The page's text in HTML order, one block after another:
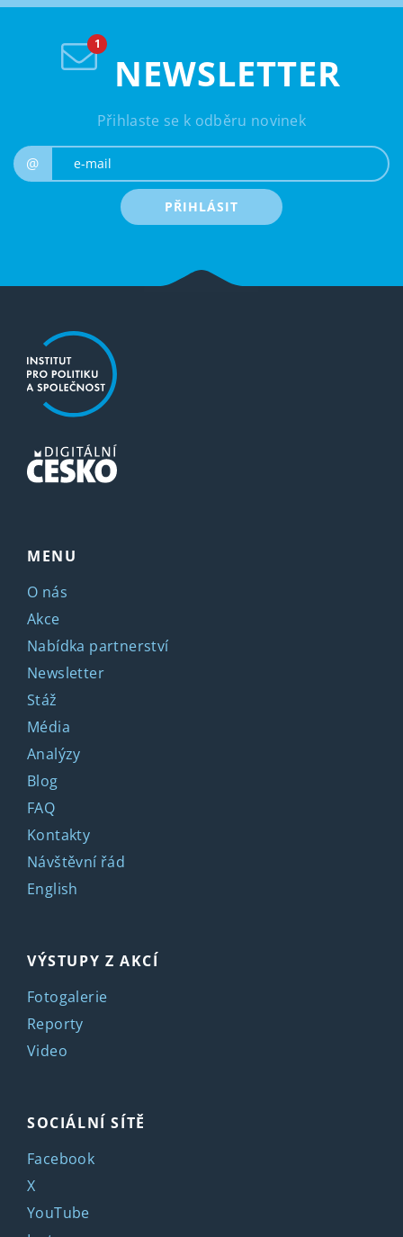
NEWSLETTER
Přihlaste se k odběru novinek
@
PŘIHLÁSIT
MENU
O nás
Akce
Nabídka partnerství
Newsletter
Stáž
Média
Analýzy
Blog
FAQ
Kontakty
Návštěvní řád
English
VÝSTUPY Z AKCÍ
Fotogalerie
Reporty
Video
SOCIÁLNÍ SÍTĚ
Facebook
X
YouTube